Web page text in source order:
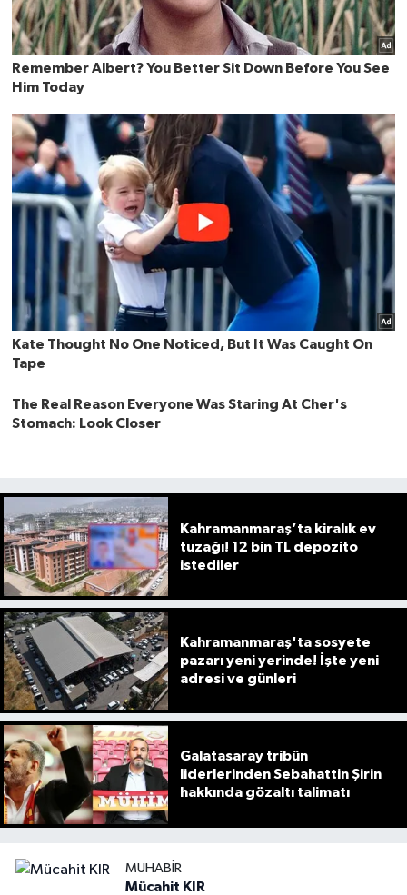
Kahramanmaraş’ta kiralık ev
tuzağı! 12 bin TL depozito
istediler
Kahramanmaraş'ta sosyete
pazarı yeni yerinde! İşte yeni
adresi ve günleri
Galatasaray tribün
liderlerinden Sebahattin Şirin
hakkında gözaltı talimatı
MUHABIR
Mücahit KIR